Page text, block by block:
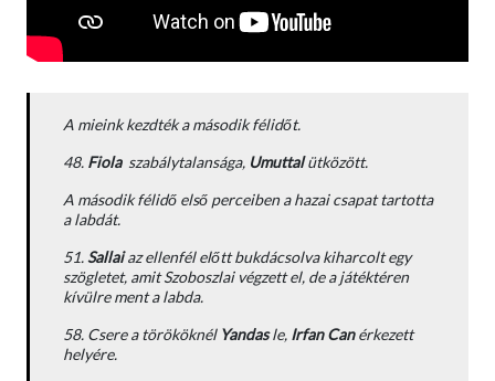
A mieink kezdték a második félidőt.
48. Fiolaszabálytalansága, Umuttalütközött.
A második félidő első perceiben a hazai csapat tartotta
a labdát.
51.Sallaiaz ellenfél előtt bukdácsolva kiharcolt egy
szögletet, amit Szoboszlai végzett el, de a játéktéren
kívülre ment a labda.
58. Csere a törököknélYandasle, Irfan Canérkezett
helyére.